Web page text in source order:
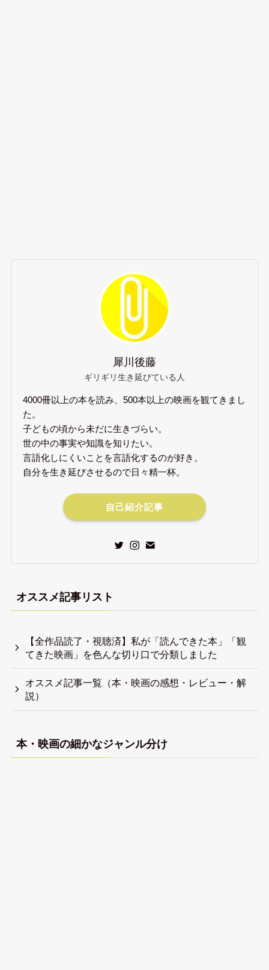
犀川後藤
ギリギリ生き延びている人
4000冊以上の本を読み、500本以上の映画を観てきまし
た。
子どもの頃から未だに生きづらい。
世の中の事実や知識を知りたい。
言語化しにくいことを言語化するのが好き。
自分を生き延びさせるので日々精一杯。
自己紹介記事
オススメ記事リスト
【全作品読了・視聴済】私が「読んできた本」「観
てきた映画」を色んな切り口で分類しました
オススメ記事一覧（本・映画の感想・レビュー・解
説）
本・映画の細かなジャンル分け